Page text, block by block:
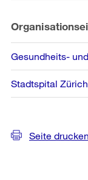
Gesundheits-
Stadtspital Zürich
Seite drucken